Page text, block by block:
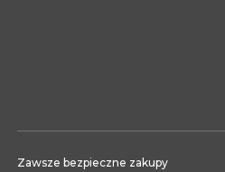
Zawsze bezpieczne zakupy